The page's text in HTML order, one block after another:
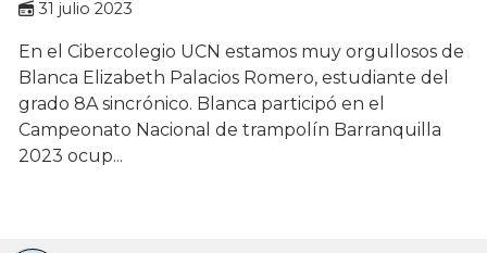
31 julio 2023
En el Cibercolegio UCN estamos muy orgullosos de
Blanca Elizabeth Palacios Romero, estudiante del
grado 8A sincrónico. Blanca participó en el
Campeonato Nacional de trampolín Barranquilla
2023 ocup...